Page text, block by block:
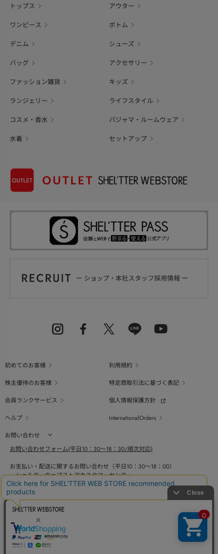
トップス アウター
ワンピース ボトム
デニム シューズ
バッグ アクセサリー
ファッション雑貨 キッズ
ランジェリー ライフスタイル
コスメ・香水 パジャマ・ルームウェア
水着 セットアップ
初めてのお客様
利用規約
株主優待のお客様
特定商取引法に基づく表記
会員ランクサービス
個人情報保護方針
ヘルプ
InternationalOrders
お問い合わせ
お問い合わせフォーム(平日10：30～18：30/順次対応)
お支払い・配送に関するお問い合わせ（平日10：30～18：00）
シェルターウェブストアカスタマーセンター
0800-123-6820
商品の素材、サイズ、仕様等に関するお問い合せ（平日10：30～18：00）
バロックジャパンリミテッドコールセンター
03-6730-9191
BAROQUE JAPAN LIMITED